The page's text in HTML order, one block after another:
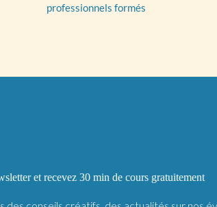
professionnels formés